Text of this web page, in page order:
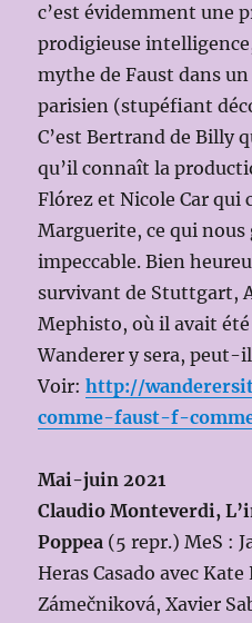
c’est évidemment une
prodigieuse
mythe de Faust dans
parisien (stupéfiant
C’est Bertrand de Billy
qu’il connaît la
Flórez et Nicole Car qui
Marguerite, ce qui
impeccable. Bien
survivant de Stuttgart,
Mephisto, où il avait
Wanderer y sera, peut-
Voir:http://
comme-faust-f-
Mai-juin 2021
ClaudioMonteverdi,
Poppea (5 repr.) MeS :
Heras Casado avec
Zámečniková, Xavier